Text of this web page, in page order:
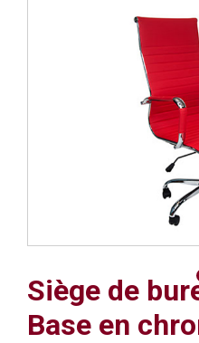
Siège de
Base en